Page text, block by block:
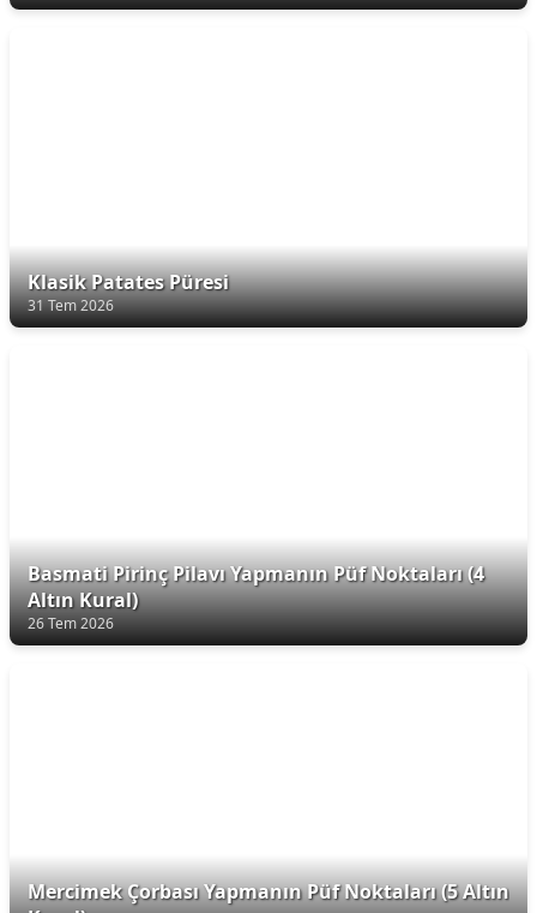
Klasik Patates Püresi
31 Tem 2026
Basmati Pirinç Pilavı Yapmanın Püf Noktaları (4
Altın Kural)
26 Tem 2026
Mercimek Çorbası Yapmanın Püf Noktaları (5 Altın